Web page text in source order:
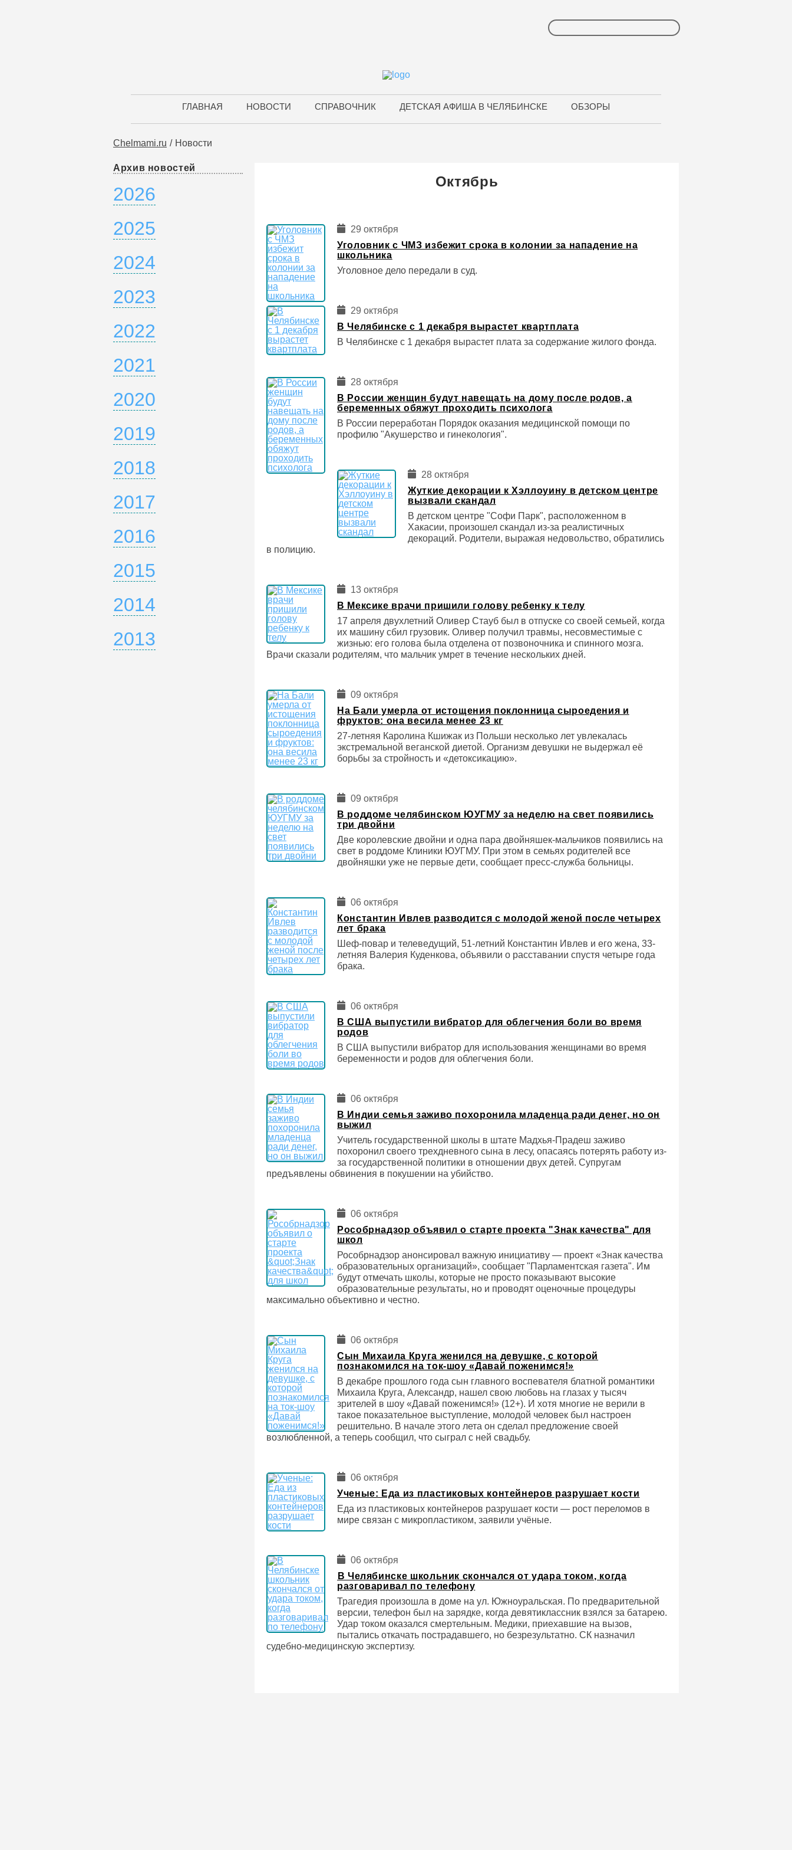
ГЛАВНАЯ НОВОСТИ СПРАВОЧНИК ДЕТСКАЯ АФИША В ЧЕЛЯБИНСКЕ ОБЗОРЫ
Chelmami.ru Новости
Архив новостей
2026
2025
2024
2023
2022
2021
2020
2019
2018
2017
2016
2015
2014
2013
Октябрь
29 октября
Уголовник с ЧМЗ избежит срока в колонии за нападение на
школьника
Уголовное дело передали в суд.
29 октября
В Челябинске с 1 декабря вырастет квартплата
В Челябинске с 1 декабря вырастет плата за содержание жилого фонда.
28 октября
В России женщин будут навещать на дому после родов, а
беременных обяжут проходить психолога
В России переработан Порядок оказания медицинской помощи по
профилю "Акушерство и гинекология".
28 октября
Жуткие декорации к Хэллоуину в детском центре
вызвали скандал
В детском центре "Софи Парк", расположенном в
Хакасии, произошел скандал из-за реалистичных
декораций. Родители, выражая недовольство, обратились
в полицию.
13 октября
В Мексике врачи пришили голову ребенку к телу
17 апреля двухлетний Оливер Стауб был в отпуске со своей семьей, когда
их машину сбил грузовик. Оливер получил травмы, несовместимые с
жизнью: его голова была отделена от позвоночника и спинного мозга.
Врачи сказали родителям, что мальчик умрет в течение нескольких дней.
09 октября
На Бали умерла от истощения поклонница сыроедения и
фруктов: она весила менее 23 кг
27-летняя Каролина Кшижак из Польши несколько лет увлекалась
экстремальной веганской диетой. Организм девушки не выдержал её
борьбы за стройность и «детоксикацию».
09 октября
В роддоме челябинском ЮУГМУ за неделю на свет появились
три двойни
Две королевские двойни и одна пара двойняшек-мальчиков появились на
свет в роддоме Клиники ЮУГМУ. При этом в семьях родителей все
двойняшки уже не первые дети, сообщает пресс-служба больницы.
06 октября
Константин Ивлев разводится с молодой женой после четырех
лет брака
Шеф-повар и телеведущий, 51-летний Константин Ивлев и его жена, 33-
летняя Валерия Куденкова, объявили о расставании спустя четыре года
брака.
06 октября
В США выпустили вибратор для облегчения боли во время
родов
В США выпустили вибратор для использования женщинами во время
беременности и родов для облегчения боли.
06 октября
В Индии семья заживо похоронила младенца ради денег, но он
выжил
Учитель государственной школы в штате Мадхья-Прадеш заживо
похоронил своего трехдневного сына в лесу, опасаясь потерять работу из-
за государственной политики в отношении двух детей. Супругам
предъявлены обвинения в покушении на убийство.
06 октября
Рособрнадзор объявил о старте проекта "Знак качества" для
школ
Рособрнадзор анонсировал важную инициативу — проект «Знак качества
образовательных организаций», сообщает "Парламентская газета". Им
будут отмечать школы, которые не просто показывают высокие
образовательные результаты, но и проводят оценочные процедуры
максимально объективно и честно.
06 октября
Сын Михаила Круга женился на девушке, с которой
познакомился на ток-шоу «Давай поженимся!»
В декабре прошлого года сын главного воспевателя блатной романтики
Михаила Круга, Александр, нашел свою любовь на глазах у тысяч
зрителей в шоу «Давай поженимся!» (12+). И хотя многие не верили в
такое показательное выступление, молодой человек был настроен
решительно. В начале этого лета он сделал предложение своей
возлюбленной, а теперь сообщил, что сыграл с ней свадьбу.
06 октября
Ученые: Еда из пластиковых контейнеров разрушает кости
Еда из пластиковых контейнеров разрушает кости — рост переломов в
мире связан с микропластиком, заявили учёные.
06 октября
️В Челябинске школьник скончался от удара током, когда
разговаривал по телефону
Трагедия произошла в доме на ул. Южноуральская. По предварительной
версии, телефон был на зарядке, когда девятиклассник взялся за батарею.
Удар током оказался смертельным. Медики, приехавшие на вызов,
пытались откачать пострадавшего, но безрезультатно. СК назначил
судебно-медицинскую экспертизу.